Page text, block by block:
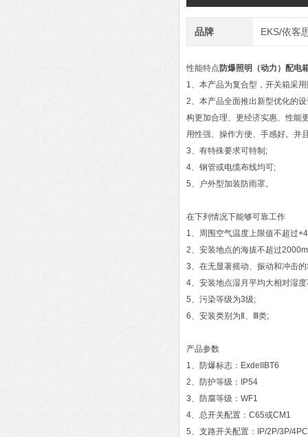
品牌 EKS/依客
性能特点 防爆照明（动力）配电
1、本产品为复合型，开关箱采
2、本产品全面推出新型优化的
构更加合理、更经济实惠、性能
用性强、操作方便、手感好。并
3、有特殊要求可特制;
4、钢管或电缆布线均可;
5、户外型加装防雨罩。
在下列情况下能够可靠工作
1、周围空气温度上限值不超过
2、安装地点的海拔不超过
3、在无显著摇动、振动和冲击
4、安装地点湿月平均大相对湿
5、污染等级为3级;
6、安装类别为Ⅱ、Ⅲ类;
产品参数
1、防爆标志：ExdeIIBT6
2、防护等级：IP54
3、防腐等级：WF1
4、总开关配置：C65或CM1
5、支路开关配置：IP/2P/3P/